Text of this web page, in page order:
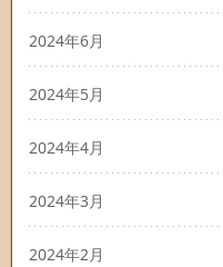
2024年6月
2024年5月
2024年4月
2024年3月
2024年2月